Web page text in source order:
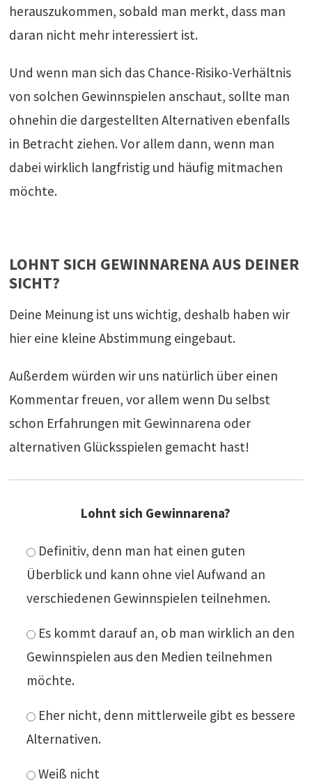
herauszukommen, sobald man merkt, dass man
daran nicht mehr interessiert ist.
Und wenn man sich das Chance-Risiko-Verhältnis
von solchen Gewinnspielen anschaut, sollte man
ohnehin die dargestellten Alternativen ebenfalls
in Betracht ziehen. Vor allem dann, wenn man
dabei wirklich langfristig und häufig mitmachen
möchte.
LOHNT SICH GEWINNARENA AUS DEINER
SICHT?
Deine Meinung ist uns wichtig, deshalb haben wir
hier eine kleine Abstimmung eingebaut.
Außerdem würden wir uns natürlich über einen
Kommentar freuen, vor allem wenn Du selbst
schon Erfahrungen mit Gewinnarena oder
alternativen Glücksspielen gemacht hast!
Lohnt sich Gewinnarena?
Definitiv, denn man hat einen guten
Überblick und kann ohne viel Aufwand an
verschiedenen Gewinnspielen teilnehmen.
Es kommt darauf an, ob man wirklich an den
Gewinnspielen aus den Medien teilnehmen
möchte.
Eher nicht, denn mittlerweile gibt es bessere
Alternativen.
Weiß nicht